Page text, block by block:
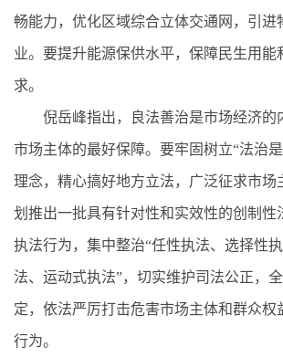
畅能力，优化区域综合立体交通网，引进
业。要提升能源保供水平，保障民生用能
求。
倪岳峰指出，良法善治是市场经济的
市场主体的最好保障。要牢固树立“法治
理念，精心搞好地方立法，广泛征求市场
划推出一批具有针对性和实效性的创制性
执法行为，集中整治“任性执法、选择性
法、运动式执法”，切实维护司法公正，
定，依法严厉打击危害市场主体和群众权
行为。